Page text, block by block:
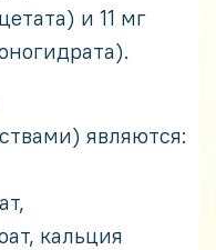
и 11 мг
являются:
кальция